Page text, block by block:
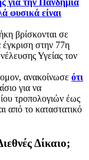
φυσικά είναι
βρίσκονται σε
έγκριση στην 77η
Υγείας τον
ανακοίνωσε ότι
για να
τροπολογιών έως
από το καταστατικό
Δίκαιο;